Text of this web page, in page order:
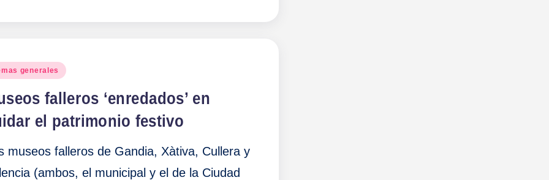
generales
falleros ‘enredados’ en
el patrimonio festivo
museos falleros de Gandia, Xàtiva, Cullera y
(ambos, el municipal y el de la Ciudad